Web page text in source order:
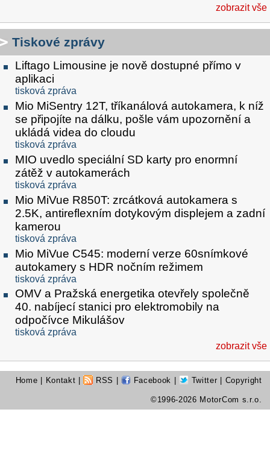
zobrazit vše
Tiskové zprávy
Liftago Limousine je nově dostupné přímo v
aplikaci
tisková zpráva
Mio MiSentry 12T, tříkanálová autokamera, k níž
se připojíte na dálku, pošle vám upozornění a
ukládá videa do cloudu
tisková zpráva
MIO uvedlo speciální SD karty pro enormní
zátěž v autokamerách
tisková zpráva
Mio MiVue R850T: zrcátková autokamera s
2.5K, antireflexním dotykovým displejem a zadní
kamerou
tisková zpráva
Mio MiVue C545: moderní verze 60snímkové
autokamery s HDR nočním režimem
tisková zpráva
OMV a Pražská energetika otevřely společně
40. nabíjecí stanici pro elektromobily na
odpočívce Mikulášov
tisková zpráva
zobrazit vše
Home Kontakt RSS Facebook Twitter | Copyright
©1996-2026 MotorCom s.r.o.